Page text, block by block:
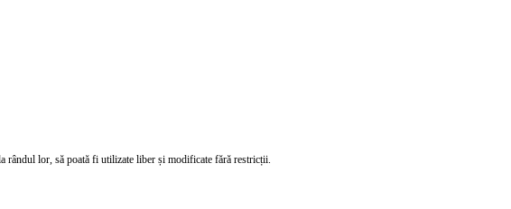
rândul lor, să poată fi utilizate liber și modificate fără restricții.